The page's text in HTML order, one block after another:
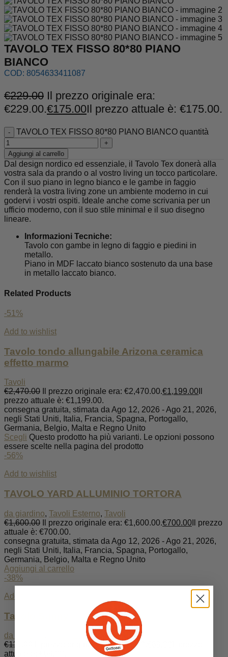
TAVOLO TEX FISSO 80*80 PIANO
BIANCO
COD: 8054633411087
€229.00 Il prezzo originale era:
€229.00.€175.00Il prezzo attuale è: €175.00.
TAVOLO TEX FISSO 80*80 PIANO BIANCO quantità
Aggiungi al carrello
Dal design nordico ed essenziale, il Tavolo Tex donerà alla
vostra sala da prando o al vostro living un tocco particolare.
Con il suo piano in legno bianco e le gambe in faggio
renderà la vostra living zone un ambiente moderno in cui
godervi i vostri ospiti. Ideale anche come scrivania per un
ufficio moderno, con il suo stile minimal e il suo disegno
lineare.
Informazioni Tecniche:
Tavolo con gambe in legno di faggio e piedini in
metallo.
Piano in MDF laccato bianco sostenuto da una base
in metallo laccato bianco.
Related Products
-51%
Add to wishlist
Tavolo tondo allungabile Arizona ceramica
effetto marmo
Tavoli
€2,470.00 Il prezzo originale era: €2,470.00.€1,199.00
prezzo attuale è: €1,199.00.
consegna gratuita, stimata da Ago 12, 2026 - Ago 21, 2026,
negli Stati Uniti, Italia, Francia, Spagna, Portogallo,
Germania, Belgio, Malta e Regno Unito
Scegli Questo prodotto ha più varianti. Le opzioni possono
essere scelte nella pagina del prodotto
-56%
Add to wishlist
TAVOLO YARD ALLUMINIO TORTORA
da giardino, Tavoli Esterno, Tavoli
€1,600.00 Il prezzo originale era: €1,600.00.€700.00 Il prezzo
attuale è: €700.00.
consegna gratuita, stimata da Ago 12, 2026 - Ago 21, 2026,
negli Stati Uniti, Italia, Francia, Spagna, Portogallo,
Germania, Belgio, Malta e Regno Unito
Aggiungi al carrello
-38%
Add to wishlist
Tavolo Sunny
da giardino Tavoli Esterno
Tavoli
€111.00 Il prezzo originale era: €111.00.
attuale è: €69.00.